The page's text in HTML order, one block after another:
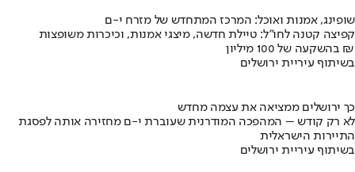
שופינג, אמנות ואוכל: המרכז המתחדש של מזרח י-ם
קפיצה קטנה לחו"ל: טיילת חדשה, מיצגי אמנות, וכיכרות משופצות
בהשקעה של 100 מיליון ₪
בשיתוף עיריית ירושלים
כך ירושלים ממציאה את עצמה מחדש
לא רק קודש – המהפכה המודרנית שעוברת י-ם מחזירה אותה לפסגת
התיירות הישראלית
בשיתוף עיריית ירושלים